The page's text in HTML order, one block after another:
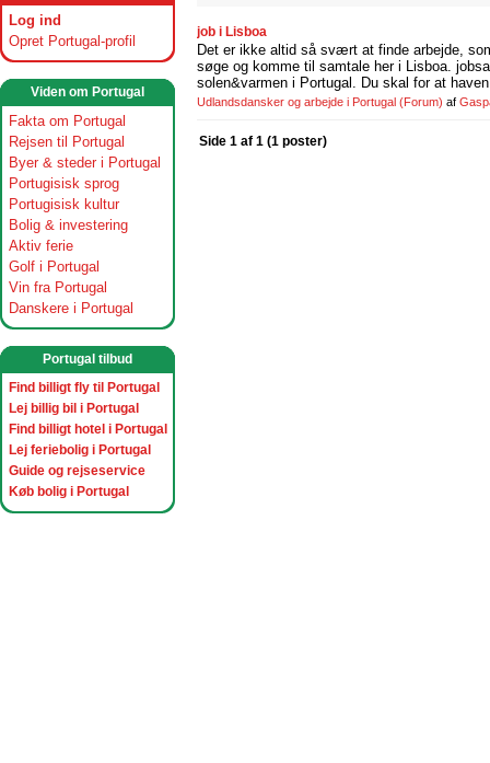
Log ind
Opret Portugal-profil
Viden om Portugal
Fakta om Portugal
Rejsen til Portugal
Byer & steder i Portugal
Portugisisk sprog
Portugisisk kultur
Bolig & investering
Aktiv ferie
Golf i Portugal
Vin fra Portugal
Danskere i Portugal
Portugal tilbud
Find billigt fly til Portugal
Lej billig bil i Portugal
Find billigt hotel i Portugal
Lej feriebolig i Portugal
Guide og rejseservice
Køb bolig i Portugal
job i Lisboa
Det er ikke altid så svært at finde arbejde,
søge og komme til samtale her i Lisboa.
solen&varmen i Portugal. Du skal for at
Udlandsdansker og arbejde i Portugal (Forum) af
Side 1 af 1 (1 poster)